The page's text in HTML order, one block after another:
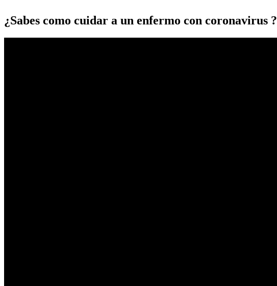
¿Sabes como cuidar a un enfermo con coronavirus ?